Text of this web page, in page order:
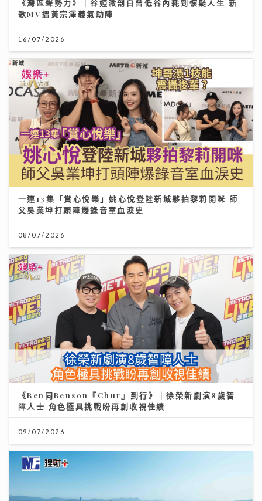
《灣區聲勢力》｜谷婭溦剖白曾低谷內耗到懷疑人生 新
歌MV搵黃宗澤義氣助陣
16/07/2026
一連13集「賞心悅樂」姚心悅登陸新城夥拍黎莉開咪 師
父吳業坤打頭陣爆錄音室血淚史
08/07/2026
《Ben同Benson『Chur』到行》｜徐榮新劇演8歲智
障人士 角色極具挑戰盼再創收視佳績
09/07/2026